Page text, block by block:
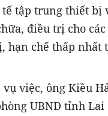
tế tập trung thiết bị
điều trị cho
hạn chế thấp nhất
việc, ông Kiều
UBND tỉnh Lai